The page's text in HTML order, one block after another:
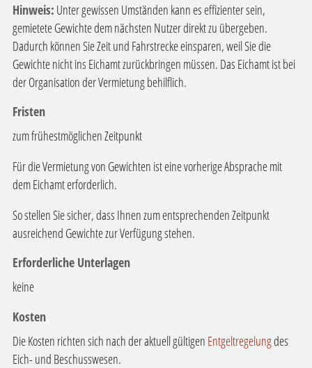
Hinweis: Unter gewissen Umständen kann es effizienter sein,
gemietete Gewichte dem nächsten Nutzer direkt zu übergeben.
Dadurch können Sie Zeit und Fahrstrecke einsparen, weil Sie die
Gewichte nicht ins Eichamt zurückbringen müssen. Das Eichamt ist bei
der Organisation der Vermietung behilflich.
Fristen
zum frühestmöglichen Zeitpunkt
Für die Vermietung von Gewichten ist eine vorherige Absprache mit
dem Eichamt erforderlich.
So stellen Sie sicher, dass Ihnen zum entsprechenden Zeitpunkt
ausreichend Gewichte zur Verfügung stehen.
Erforderliche Unterlagen
keine
Kosten
Die Kosten richten sich nach der aktuell gültigen Entgeltregelungdes
Eich- und Beschusswesen.